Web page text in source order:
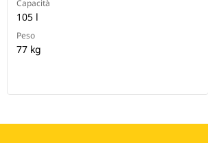
Capacità
105 l
Peso
77 kg